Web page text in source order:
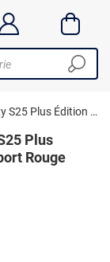
Zanaé Étui Portefeuille pour Galaxy S25 Plus Édition Columbia avec Fonction Support Rouge
Plus
Rouge